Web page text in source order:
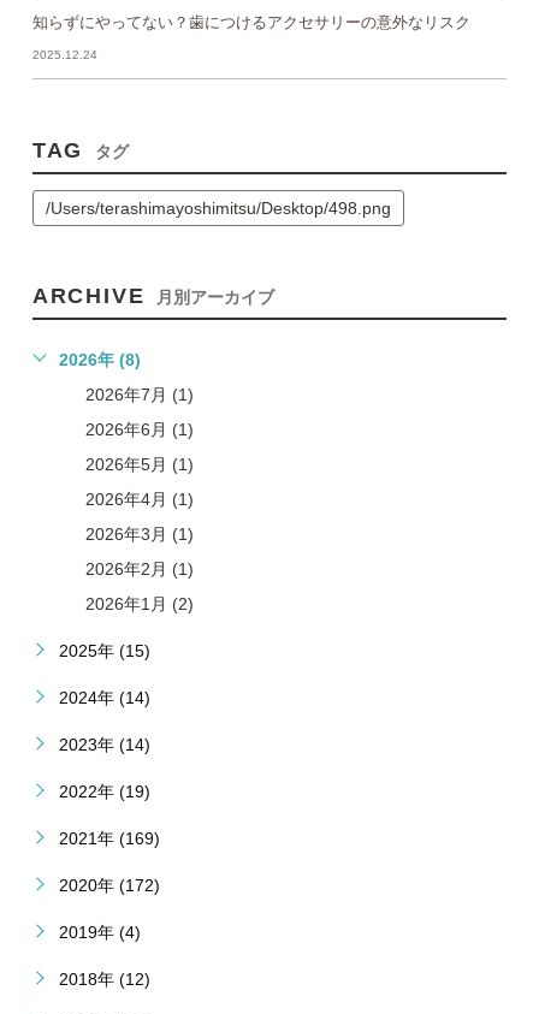
知らずにやってない？歯につけるアクセサリーの意外なリスク
2025.12.24
TAG タグ
/Users/terashimayoshimitsu/Desktop/498.png
ARCHIVE 月別アーカイブ
2026年 (8)
2026年7月 (1)
2026年6月 (1)
2026年5月 (1)
2026年4月 (1)
2026年3月 (1)
2026年2月 (1)
2026年1月 (2)
2025年 (15)
2024年 (14)
2023年 (14)
2022年 (19)
2021年 (169)
2020年 (172)
2019年 (4)
2018年 (12)